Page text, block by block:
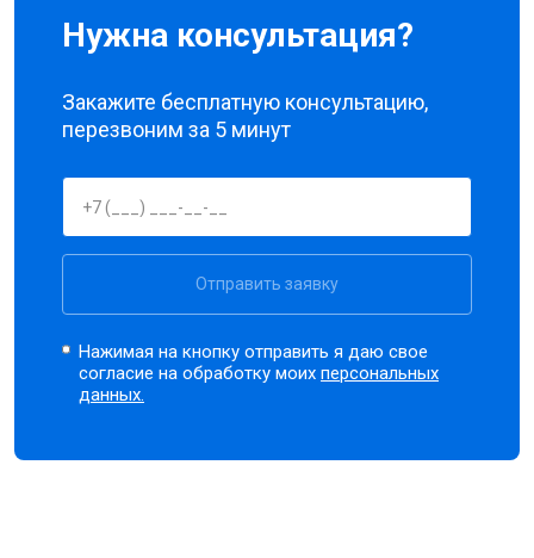
Нужна консультация?
Закажите бесплатную консультацию,
перезвоним за 5 минут
Отправить заявку
Нажимая на кнопку отправить я даю свое
согласие на обработку моихперсональных
данных.